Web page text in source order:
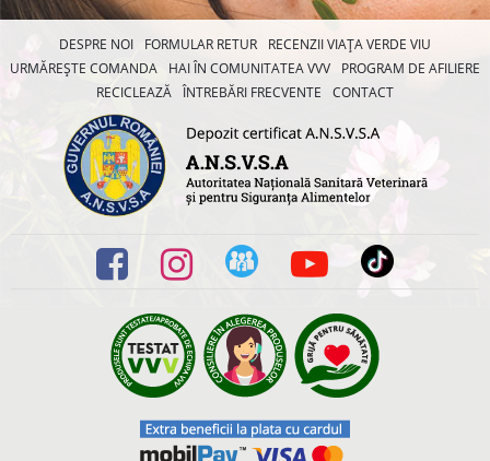
DESPRE NOI FORMULAR RETUR
RECENZII VIAȚA VERDE VIU
URMĂREȘTE COMANDA
HAI ÎN COMUNITATEA VVV
PROGRAM DE AFILIERE
RECICLEAZĂ ÎNTREBĂRI FRECVENTE CONTACT